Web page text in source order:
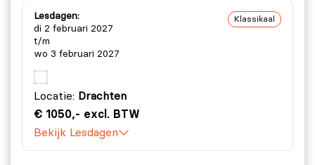
Lesdagen:
di 2 februari 2027
t/m
wo 3 februari 2027
Klassikaal
Locatie: Drachten
€ 1050,- excl. BTW
Bekijk Lesdagen